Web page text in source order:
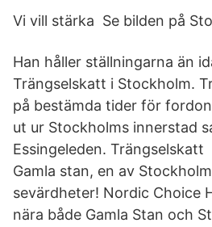
Vi vill stärka Se bilden på
Han håller ställningarna än
Trängselskatt i Stockholm.
på bestämda tider för
ut ur Stockholms innerstad
Essingeleden.
Gamla stan, en av
sevärdheter! Nordic Choice
nära både Gamla Stan och